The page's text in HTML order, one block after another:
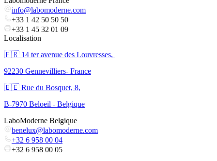
info@labomoderne.com
+33 1 42 50 50 50
+33 1 45 32 01 09
Localisation
🇫🇷 ​14 ter avenue des Louvresses,
92230 Gennevilliers- France
🇧🇪 Rue du Bosquet, 8,
B-7970 Beloeil - Belgique
LaboModerne Belgique
benelux@labomoderne.com
+32 6 958 00 04
+32 6 958 00 05